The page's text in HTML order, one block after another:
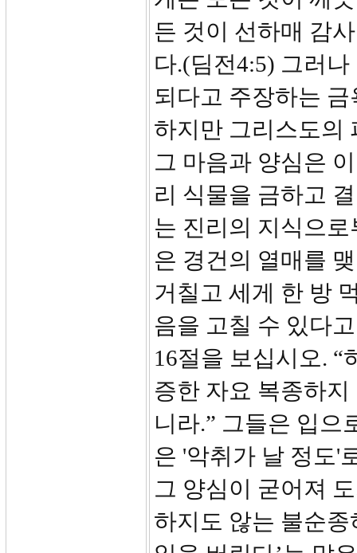
든 것이 선하매 감
다.(딤전4:5) 그러
되다고 주장하는
하지만 그리스도의
그 마음과 양심은
리 식물을 금하고
는 진리의 지식으
은 경건의 열매를
거칠고 세게 한 방
음을 고칠 수 있다
16절을 보십시오.
증한 자요 복종하
니라.” 그들은 입으
은 '악취가 날 정도'
그 양심이 굳어져
하지도 않는 불순